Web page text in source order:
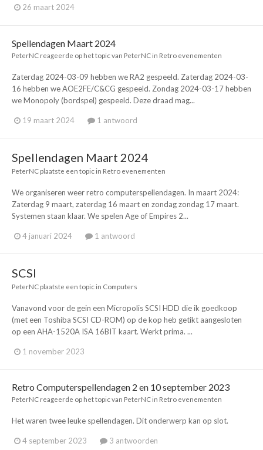
26 maart 2024
Spellendagen Maart 2024
PeterNC reageerde op het topic van PeterNC in Retro evenementen
Zaterdag 2024-03-09 hebben we RA2 gespeeld. Zaterdag 2024-03-
16 hebben we AOE2FE/C&CG gespeeld. Zondag 2024-03-17 hebben
we Monopoly (bordspel) gespeeld. Deze draad mag...
19 maart 2024 1 antwoord
Spellendagen Maart 2024
PeterNC plaatste een topic in Retro evenementen
We organiseren weer retro computerspellendagen. In maart 2024:
Zaterdag 9 maart, zaterdag 16 maart en zondag zondag 17 maart.
Systemen staan klaar. We spelen Age of Empires 2...
4 januari 2024 1 antwoord
SCSI
PeterNC plaatste een topic in Computers
Vanavond voor de gein een Micropolis SCSI HDD die ik goedkoop
(met een Toshiba SCSI CD-ROM) op de kop heb getikt aangesloten
op een AHA-1520A ISA 16BIT kaart. Werkt prima. ...
1 november 2023
Retro Computerspellendagen 2 en 10 september 2023
PeterNC reageerde op het topic van PeterNC in Retro evenementen
Het waren twee leuke spellendagen. Dit onderwerp kan op slot.
4 september 2023 3 antwoorden